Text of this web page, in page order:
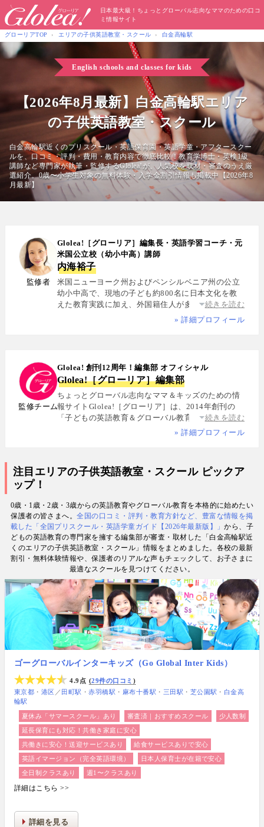
日本最大級！ちょっとグローバル志向なママのための口コ
ミ情報サイト
グローリアTOP エリアの子供英語教室・スクール 白金高輪駅
English schools and classes for kids
【2026年8月最新】白金高輪駅エリア
の子供英語教室・スクール
白金高輪駅近くのプリスクール・英語保育園・英語学童・アフタースクー
ルを、口コミ・評判・費用・教育内容で徹底比較！教育学博士・英検1級
講師など専門家が執筆・監修するGlolea!が、人気校を取材・審査のうえ厳
選紹介。0歳〜小学生対象の無料体験・入学金割引情報も掲載中【2026年8
月最新】
監修者
Glolea!［グローリア］編集長・英語学習コーチ・元
米国公立校（幼小中高）講師
内海裕子
米国ニューヨーク州およびペンシルベニア州の公立
幼小中高で、現地の子ども約800名に日本文化を教
えた教育実践に加え、外国籍住人が多数を占める多
国籍シェアハウスで約5年間生活し、リアルな多文化
スペイン語・中国語・日本語の4言語を駆使し、世界
中の女性や母親と対話・取材を継続. 親子留学、バイ
リンガル育児、おうち英語、子どもオンライン英会
話に関する実体験に基づく信頼性の高い情報を発信
している. 著書に『子育てツイッター入門』ほか、日
経、AERA、NewsPicksなどでの寄稿・監修実績多数
続きを読む
» 詳細プロフィール
監修チーム
Glolea! 創刊12周年！編集部 オフィシャル
Glolea!［グローリア］編集部
ちょっとグローバル志向なママ＆キッズのための情
報サイトGlolea!［グローリア］は、2014年創刊の
「子どもの英語教育＆グローバル教育」に特化した
専門メディア. 英語にはじめて触れるお子様から帰国
800名にグローバル教育を実践した英語学習コーチ.
で子育て中のワーキングママなど多様な専門家が多
数. 日経・AERA with kids・AERA・NewsPicks等の
情報提供・寄稿・監修実績も豊富な“世界と子どもの
未来をつなぐ情報ハブ”です。
続きを読む
» 詳細プロフィール
注目エリアの子供英語教室・スクール ピックア
ップ！
0歳・1歳・2歳・3歳からの英語教育やグローバル教育を本格的に始めたい
保護者の皆さまへ。全国の口コミ・評判・教育方針など、豊富な情報を掲
載した「全国プリスクール・英語学童ガイド【2026年最新版】」から、子
どもの英語教育の専門家を擁する編集部が審査・取材した「白金高輪駅近
くのエリアの子供英語教室・スクール」情報をまとめました。各校の最新
割引・無料体験情報や、保護者のリアルな声もチェックして、お子さまに
最適なスクールを見つけてください。
ゴーグローバルインターキッズ（Go Global Inter Kids）
4.9点
29件の口コミ
東京都
港区 ／ 田町駅 赤羽橋駅 麻布十番駅 三田駅 芝公園駅
白金高
輪駅
夏休み「サマースクール」あり 審査済｜おすすめスクール
少人数制
延長保育にも対応！共働き家庭に安心
共働きに安心！送迎サービスあり
給食サービスありで安心
英語イマージョン（完全英語環境）
日本人保育士が在籍で安心
全日制クラスあり
週1〜クラスあり
詳細はこちら >>
詳細を見る